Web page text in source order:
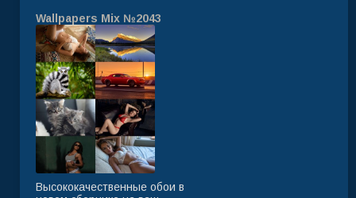
Wallpapers Mix №2043
Высококачественные обои в